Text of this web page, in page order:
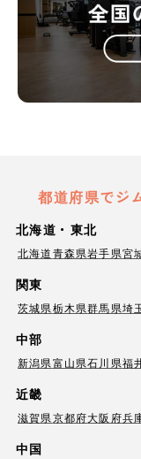
都道府県でジ
北海道・東北
北海道青森県岩手県宮
関東
茨城県栃木県群馬県埼
中部
新潟県富山県石川県福
近畿
滋賀県京都府大阪府兵
中国